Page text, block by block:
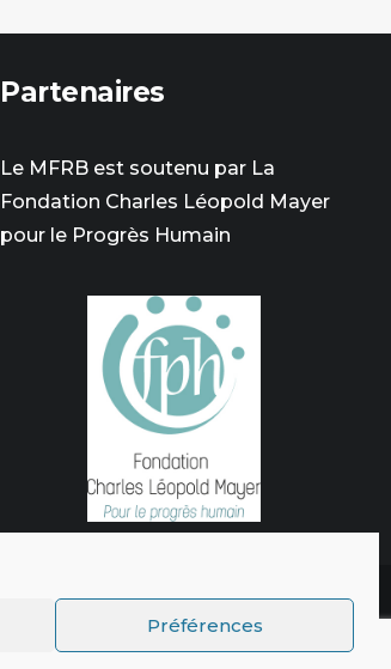
Préférences
Partenaires
Le MFRB est soutenu par La
Fondation Charles Léopold Mayer
pour le Progrès Humain